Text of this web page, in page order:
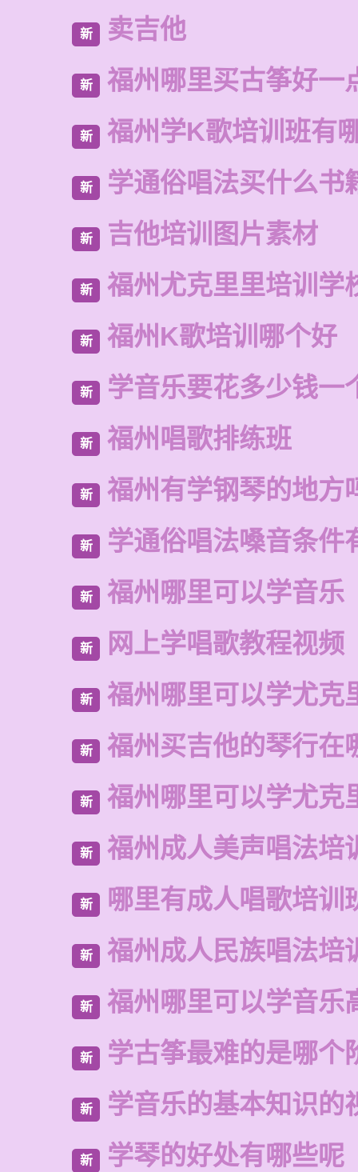
新 卖吉他
新 福州哪里买古筝好一
新 福州学K歌培训班有
新 学通俗唱法买什么书
新 吉他培训图片素材
新 福州尤克里里培训学
新 福州K歌培训哪个好
新 学音乐要花多少钱一
新 福州唱歌排练班
新 福州有学钢琴的地方
新 学通俗唱法嗓音条件
新 福州哪里可以学音乐
新 网上学唱歌教程视频
新 福州哪里可以学尤克
新 福州买吉他的琴行在
新 福州哪里可以学尤克
新 福州成人美声唱法培
新 哪里有成人唱歌培训
新 福州成人民族唱法培
新 福州哪里可以学音乐
新 学古筝最难的是哪个
新 学音乐的基本知识的
新 学琴的好处有哪些呢